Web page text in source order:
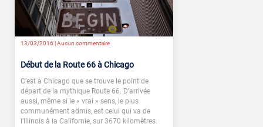
13/03/2016 |Aucun commentaire
Début de la Route 66 à Chicago
C’est à Chicago que se trouve le point de
départ de la mythique Route 66. D’arrivée
aussi, même si le « vrai » sens, le plus
communément admis, est celui qui va de
l’Illinois à la Californie, sur 3670 kilomètres.